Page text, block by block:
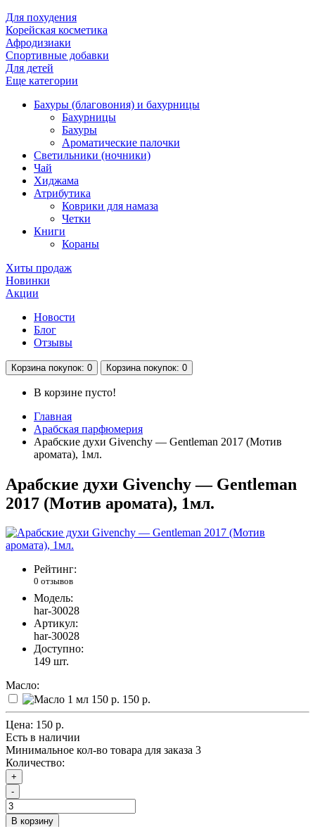
Для похудения
Корейская косметика
Афродизиаки
Спортивные добавки
Для детей
Еще категории
Бахуры (благовония) и бахурницы
Бахурницы
Бахуры
Ароматические палочки
Светильники (ночники)
Чай
Хиджама
Атрибутика
Коврики для намаза
Четки
Книги
Кораны
Хиты продаж
Новинки
Акции
Новости
Блог
Отзывы
Корзина покупок: 0 Корзина покупок: 0
В корзине пусто!
Главная
Арабская парфюмерия
Арабские духи Givenchy — Gentleman 2017 (Мотив
аромата), 1мл.
Арабские духи Givenchy — Gentleman
2017 (Мотив аромата), 1мл.
Рейтинг:
0 отзывов
Модель:
har-30028
Артикул:
har-30028
Доступно:
149 шт.
Масло:
150 р.
Цена: 150 р.
Есть в наличии
Минимальное кол-во товара для заказа 3
Количество:
+
-
В корзину